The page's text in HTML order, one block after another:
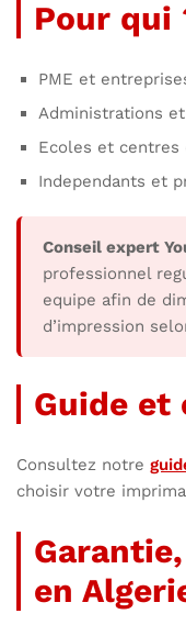
Pour qui
PME et
Administrations
Ecoles et centres
Independants et
Conseil expert
professionnel
equipe afin de
d’impression
Guide et
Consultez notre
choisir votre
en